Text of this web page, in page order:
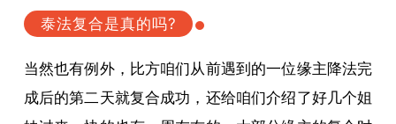
泰法复合是真的吗?
当然也有例外，比方咱们从前遇到的一位缘主降法完
成后的第二天就复合成功，还给咱们介绍了好几个姐